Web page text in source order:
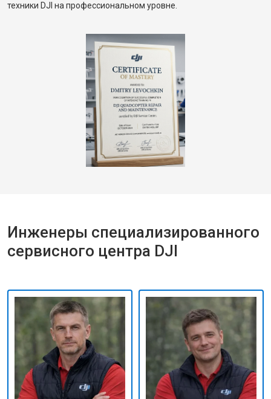
техники DJI на профессиональном уровне.
Инженеры специализированного
сервисного центра DJI